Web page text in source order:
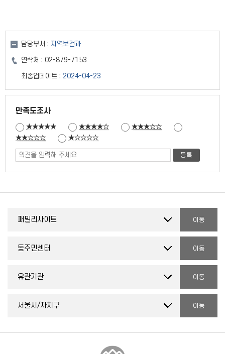
담당부서 : 지역보건과
연락처 : 02-879-7153
최종업데이트 : 2024-04-23
만족도조사
★★★★★ ★★★★☆
★★★☆☆
★★☆☆☆
★☆☆☆☆